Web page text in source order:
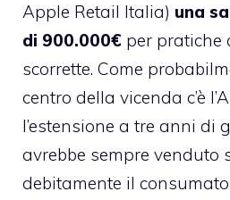
Apple Retail Italia) una
di 900.000€ per pratiche
scorrette. Come
centro della vicenda c’è
l’estensione a tre anni di
avrebbe sempre venduto
debitamente il